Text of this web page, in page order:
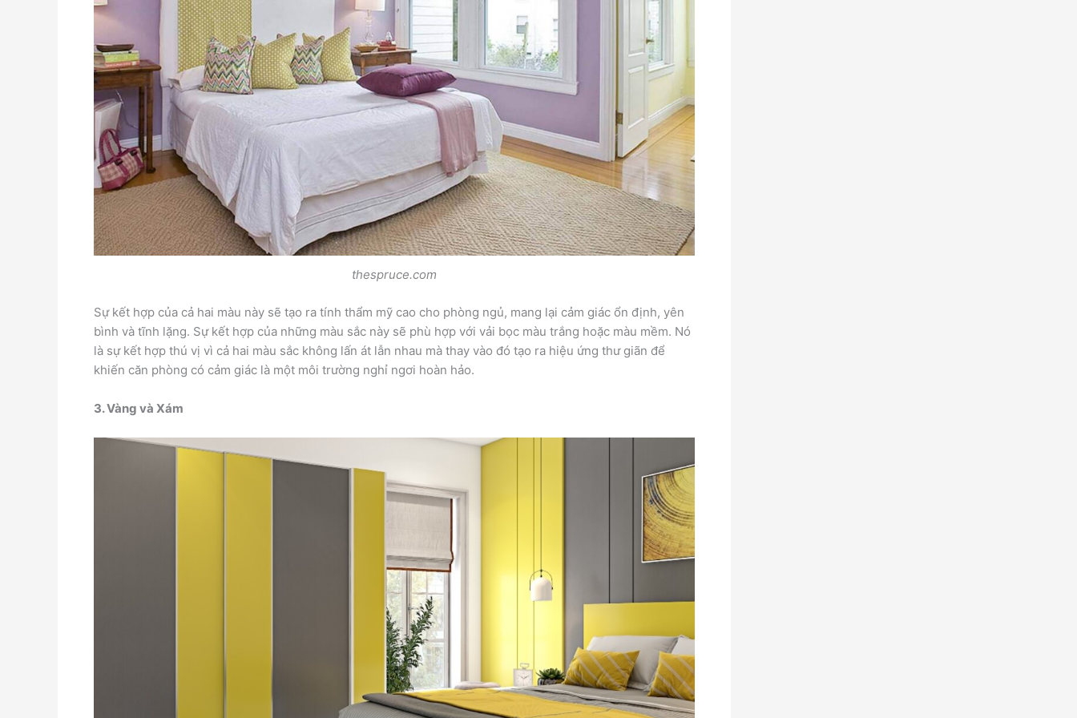
thespruce.com
Sự kết hợp của cả hai màu này sẽ tạo ra tính thẩm mỹ cao cho phòng ngủ, mang lại cảm giác ổn định, yên
bình và tĩnh lặng. Sự kết hợp của những màu sắc này sẽ phù hợp với vải bọc màu trắng hoặc màu mềm. Nó
là sự kết hợp thú vị vì cả hai màu sắc không lấn át lẫn nhau mà thay vào đó tạo ra hiệu ứng thư giãn để
khiến căn phòng có cảm giác là một môi trường nghỉ ngơi hoàn hảo.
3. Vàng và Xám